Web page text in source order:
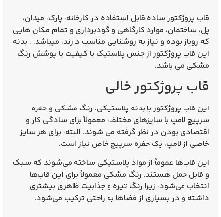
قاب پروژکتور ساده قابل استفاده در کارخانه، پارک، میدان،
پل، ساختمان، موارد کارگاهی و گودبرداری و تمام مکان هایی
که روباز بوده و نیاز به روشنایی مناسب دارند، میباشد. . بدنه
این قاب پروژکتور از جنس پلاستیک با کیفیت با پوشش رنگ
مشکی می باشد.
قاب پروژکتور خالی
این قاب پروژکتور با بدنه پلاستیکی، رنگ مشکی و حفره
سرپیچ لامپ با سایز‌های مختلف، معمولاً برای سادگی کار و
اقتصادی بودن در نظر گرفته می‌ شوند. البته، برای هر سایز
خاصی از لامپ، یک حفره سرپیچ خاص نیاز است.
این قاب‌ها عموماً از مواد پلاستیکی ساخته می‌شوند که سبک
و قابل حمل هستند. رنگ مشکی معمولاً برای این قاب‌ها
انتخاب می‌شود، زیرا رنگ تیره و جذابیت ظاهری بیشتری
داشته و در بسیاری از فضاها به راحتی ترکیب می‌شود.